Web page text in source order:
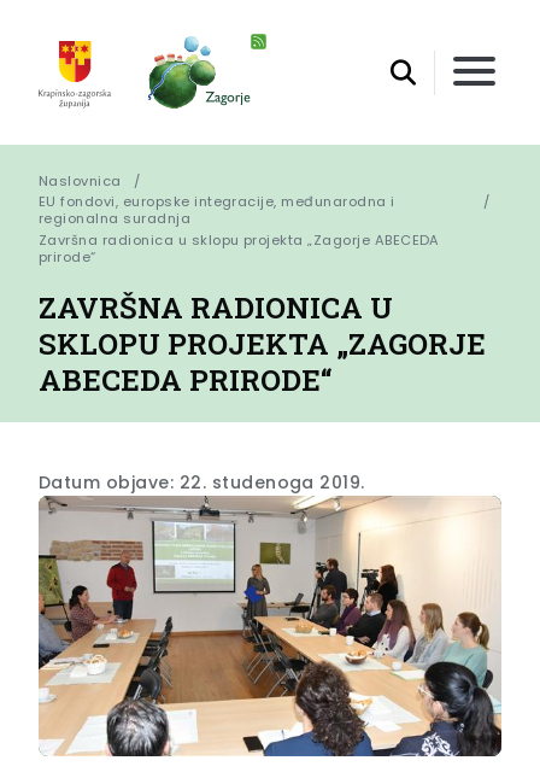
Naslovnica
EU fondovi, europske integracije, međunarodna i
regionalna suradnja
Završna radionica u sklopu projekta „Zagorje ABECEDA
prirode“
ZAVRŠNA RADIONICA U
SKLOPU PROJEKTA „ZAGORJE
ABECEDA PRIRODE“
Datum objave: 22. studenoga 2019.